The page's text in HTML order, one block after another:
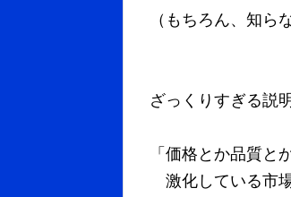
（もちろん、知ら
ざっくりすぎる説
「価格とか品質と
激化している市